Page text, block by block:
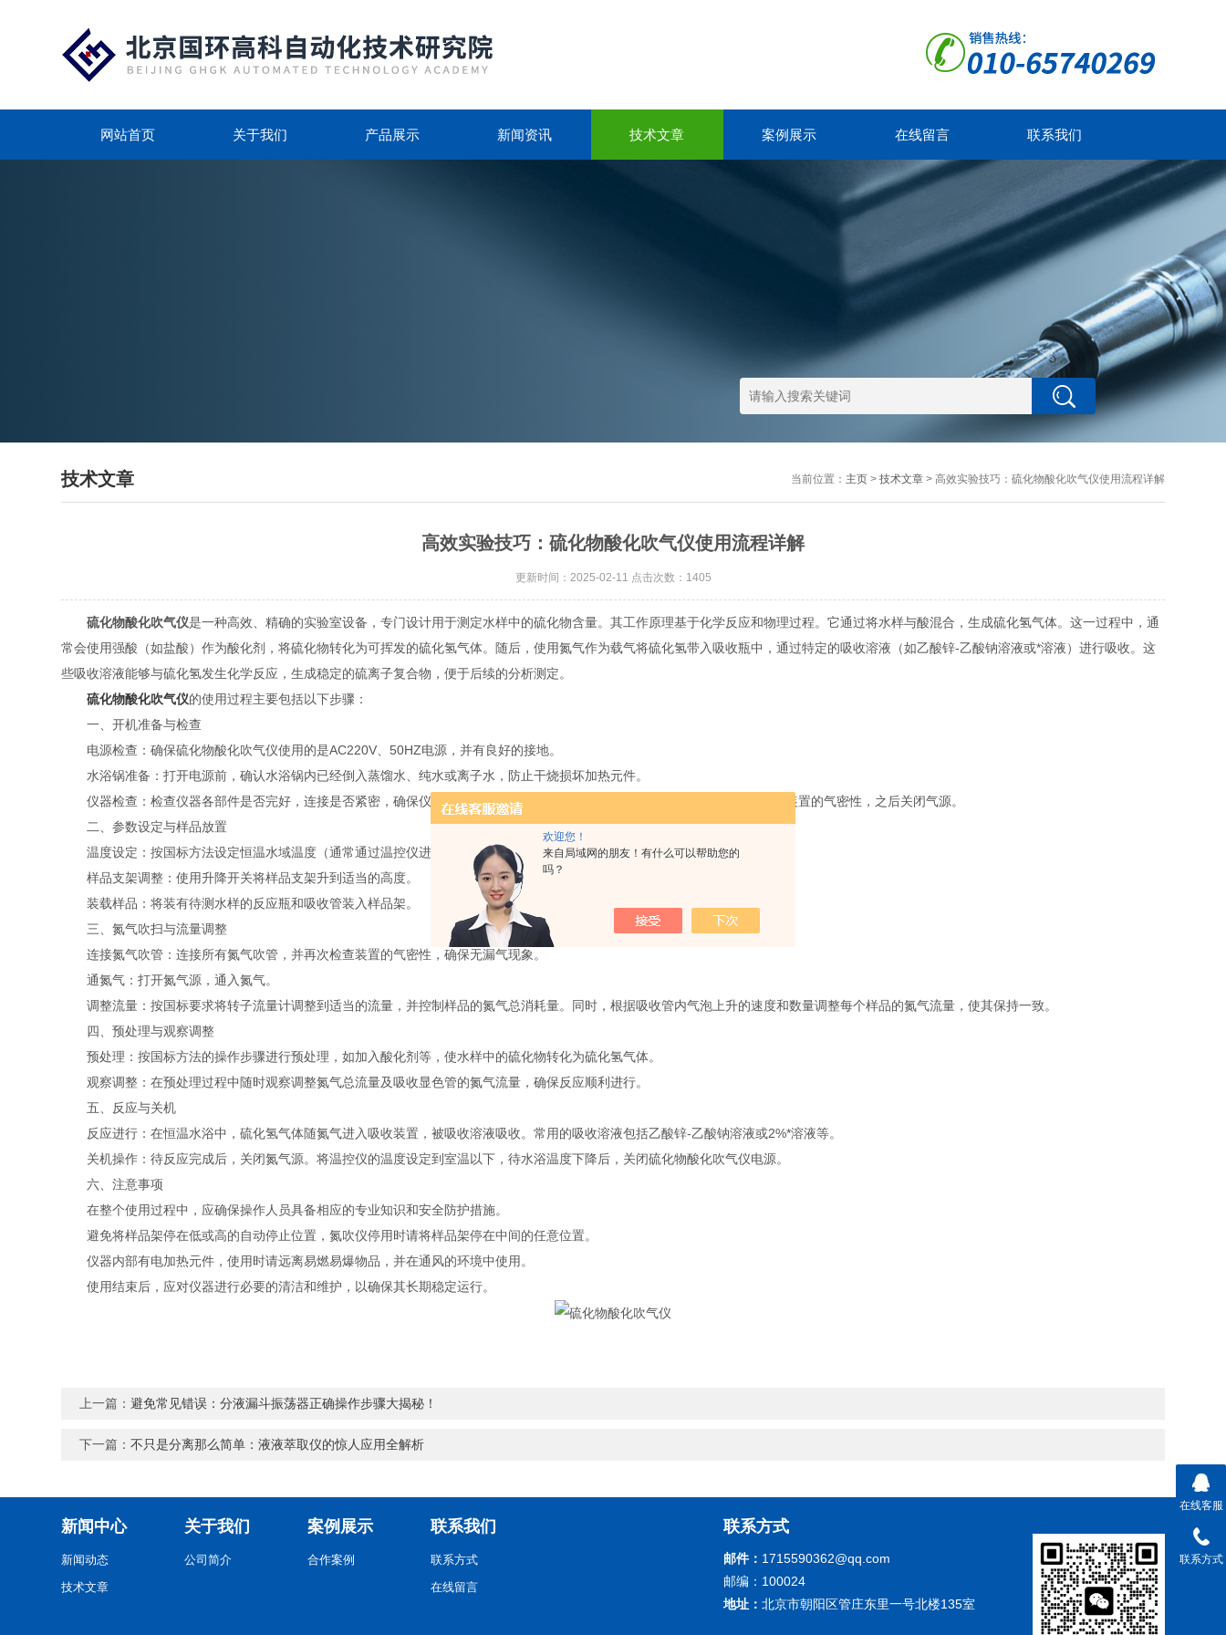
欢迎您！
来自局域网的朋友！有什么可以帮助您的
吗？
网站首页 关于我们 产品展示 新闻资讯 技术文章 案例展示 在线留言 联系我们
技术文章 当前位置： 主页> 技术文章> 高效实验技巧：硫化物酸化吹气仪使用流程详解
高效实验技巧：硫化物酸化吹气仪使用流程详解
更新时间：2025-02-11 点击次数：1405
硫化物酸化吹气仪是一种高效、精确的实验室设备，专门设计用于测定水样中的硫化物含量。其工作原理基于化学反应和物理过程。它通过将水样与酸混合，生成硫化氢气体。这一过程中，通
常会使用强酸（如盐酸）作为酸化剂，将硫化物转化为可挥发的硫化氢气体。随后，使用氮气作为载气将硫化氢带入吸收瓶中，通过特定的吸收溶液（如乙酸锌-乙酸钠溶液或*溶液）进行吸收。这
些吸收溶液能够与硫化氢发生化学反应，生成稳定的硫离子复合物，便于后续的分析测定。
硫化物酸化吹气仪的使用过程主要包括以下步骤：
一、开机准备与检查
电源检查：确保硫化物酸化吹气仪使用的是AC220V、50HZ电源，并有良好的接地。
水浴锅准备：打开电源前，确认水浴锅内已经倒入蒸馏水、纯水或离子水，防止干烧损坏加热元件。
仪器检查：检查仪器各部件是否完好，连接是否紧密，确保仪器处于良好状态。连接好酸化-吹气-反吸收装置，并通氮气检查装置的气密性，之后关闭气源。
二、参数设定与样品放置
温度设定：按国标方法设定恒温水域温度（通常通过温控仪进行设定）。
样品支架调整：使用升降开关将样品支架升到适当的高度。
装载样品：将装有待测水样的反应瓶和吸收管装入样品架。
三、氮气吹扫与流量调整
连接氮气吹管：连接所有氮气吹管，并再次检查装置的气密性，确保无漏气现象。
通氮气：打开氮气源，通入氮气。
调整流量：按国标要求将转子流量计调整到适当的流量，并控制样品的氮气总消耗量。同时，根据吸收管内气泡上升的速度和数量调整每个样品的氮气流量，使其保持一致。
四、预处理与观察调整
预处理：按国标方法的操作步骤进行预处理，如加入酸化剂等，使水样中的硫化物转化为硫化氢气体。
观察调整：在预处理过程中随时观察调整氮气总流量及吸收显色管的氮气流量，确保反应顺利进行。
五、反应与关机
反应进行：在恒温水浴中，硫化氢气体随氮气进入吸收装置，被吸收溶液吸收。常用的吸收溶液包括乙酸锌-乙酸钠溶液或2%*溶液等。
关机操作：待反应完成后，关闭氮气源。将温控仪的温度设定到室温以下，待水浴温度下降后，关闭硫化物酸化吹气仪电源。
六、注意事项
在整个使用过程中，应确保操作人员具备相应的专业知识和安全防护措施。
避免将样品架停在低或高的自动停止位置，氮吹仪停用时请将样品架停在中间的任意位置。
仪器内部有电加热元件，使用时请远离易燃易爆物品，并在通风的环境中使用。
使用结束后，应对仪器进行必要的清洁和维护，以确保其长期稳定运行。
上一篇：避免常见错误：分液漏斗振荡器正确操作步骤大揭秘！
下一篇：不只是分离那么简单：液液萃取仪的惊人应用全解析
新闻中心
新闻动态
技术文章
关于我们
公司简介
案例展示
合作案例
联系我们
联系方式
在线留言
联系方式
邮件： 1715590362@qq.com
邮编：100024
地址： 北京市朝阳区管庄东里一号北楼135室
在线客服
联系方式